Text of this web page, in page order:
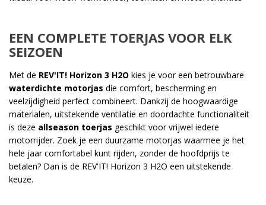
EEN COMPLETE TOERJAS VOOR ELK
SEIZOEN
Met de REV'IT! Horizon 3 H2O kies je voor een betrouwbare
waterdichte motorjas die comfort, bescherming en
veelzijdigheid perfect combineert. Dankzij de hoogwaardige
materialen, uitstekende ventilatie en doordachte functionaliteit
is deze allseason toerjas geschikt voor vrijwel iedere
motorrijder. Zoek je een duurzame motorjas waarmee je het
hele jaar comfortabel kunt rijden, zonder de hoofdprijs te
betalen? Dan is de REV'IT! Horizon 3 H2O een uitstekende
keuze.